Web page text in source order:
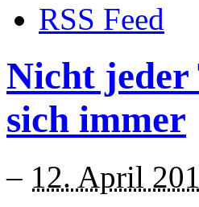
RSS Feed
Nicht jeder
sich immer
– 12. April